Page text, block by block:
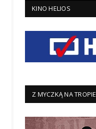
KINO HELIOS
Z MYCZKĄ NA TROPIE